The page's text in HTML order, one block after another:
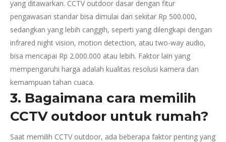
yang ditawarkan. CCTV outdoor dasar dengan fitur
pengawasan standar bisa dimulai dari sekitar Rp 500.000,
sedangkan yang lebih canggih, seperti yang dilengkapi dengan
infrared night vision, motion detection, atau two-way audio,
bisa mencapai Rp 2.000.000 atau lebih. Faktor lain yang
mempengaruhi harga adalah kualitas resolusi kamera dan
kemampuan tahan cuaca.
3. Bagaimana cara memilih
CCTV outdoor untuk rumah?
Saat memilih CCTV outdoor, ada beberapa faktor penting yang